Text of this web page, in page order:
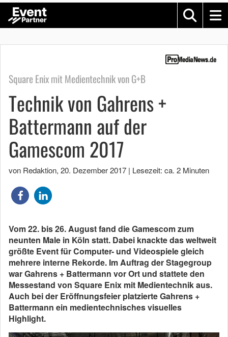
Square Enix mit Medientechnik von G+B
Technik von Gahrens +
Battermann auf der
Gamescom 2017
von Redaktion, 20. Dezember 2017 | Lesezeit: ca. 2 Minuten
Vom 22. bis 26. August fand die Gamescom zum
neunten Male in Köln statt. Dabei knackte das weltweit
größte Event für Computer- und Videospiele gleich
mehrere interne Rekorde. Im Auftrag der Stagegroup
war Gahrens + Battermann vor Ort und stattete den
Messestand von Square Enix mit Medientechnik aus.
Auch bei der Eröffnungsfeier platzierte Gahrens +
Battermann ein medientechnisches visuelles
Highlight.